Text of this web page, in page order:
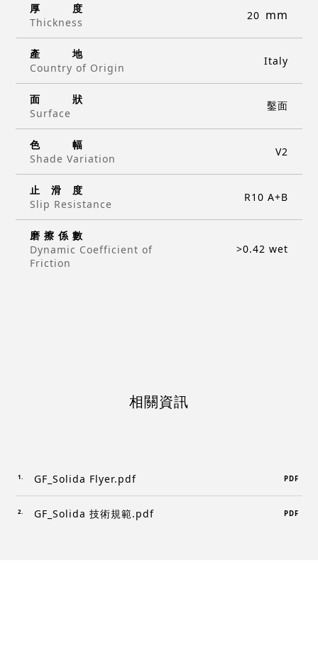
厚
度
Thickness
20
產
地
Country of Origin
Italy
面
狀
Surface
鑿面
色
幅
Shade Variation
V2
止 滑
度
Slip Resistance
R10 A+B
磨 擦 係 數
Dynamic Coefficient of
Friction
>0.42 wet
相關資訊
GF_Solida Flyer.pdf PDF
GF_Solida 技術規範.pdf PDF